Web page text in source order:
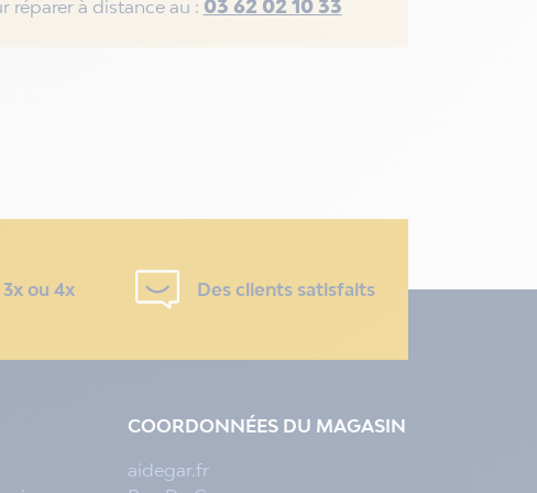
réparer à distance au : 03 62 02 10 33
ou 4x Des clients satisfaits
COORDONNÉES DU MAGASIN
aidegar.fr